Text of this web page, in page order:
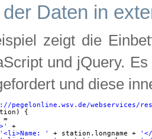
Daten in
zeigt die
und jQuery.
und diese
pegelonline.wsv.de/webservices/
{
=
+
'<li>Name: '
+ station.longname +